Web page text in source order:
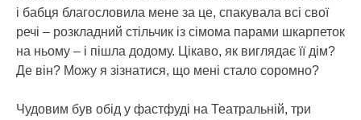
і бабця благословила мене за це, спакувала всі свої
речі – розкладний стільчик із сімома парами шкарпеток
на ньому – і пішла додому. Цікаво, як виглядає її дім?
Де він? Можу я зізнатися, що мені стало соромно?
Чудовим був обід у фастфуді на Театральній, три